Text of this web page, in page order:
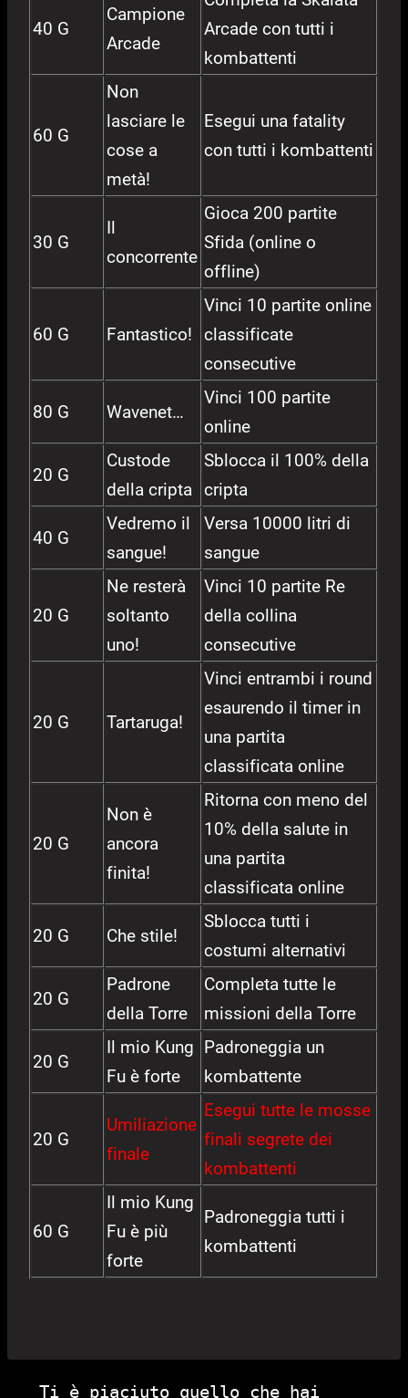
40 G
Campione
Arcade
Arcade con tutti i
kombattenti
60 G
Non
lasciare le
cose a
metà!
Esegui una fatality
con tutti i kombattenti
30 G
Il
concorrente
Gioca 200 partite
Sfida (online o
offline)
60 G Fantastico!
Vinci 10 partite online
classificate
consecutive
80 G Wavenet…
Vinci 100 partite
online
20 G
Custode
della cripta
Sblocca il 100% della
cripta
40 G
Vedremo il
sangue!
Versa 10000 litri di
sangue
20 G
Ne resterà
soltanto
uno!
Vinci 10 partite Re
della collina
consecutive
20 G Tartaruga!
Vinci entrambi i round
esaurendo il timer in
una partita
classificata online
20 G
Non è
ancora
finita!
Ritorna con meno del
10% della salute in
una partita
classificata online
20 G Che stile!
Sblocca tutti i
costumi alternativi
20 G
Padrone
della Torre
Completa tutte le
missioni della Torre
20 G
Il mio Kung
Fu è forte
Padroneggia un
kombattente
20 G
Umiliazione
finale
Esegui tutte le mosse
finali segrete dei
kombattenti
60 G
Il mio Kung
Fu è più
forte
Padroneggia tutti i
kombattenti
Ti è piaciuto quello che hai